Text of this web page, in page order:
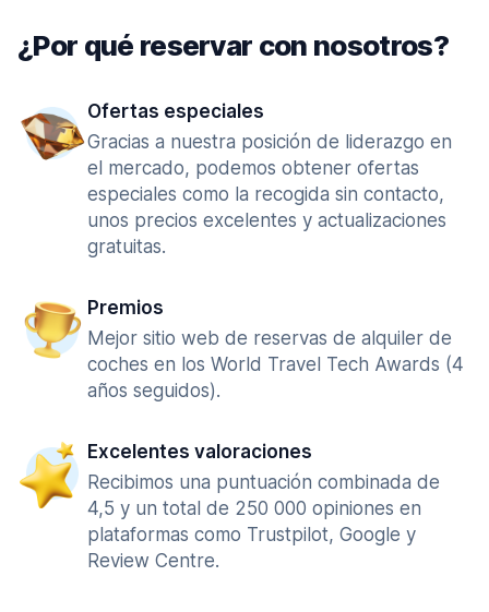
¿Por qué reservar con nosotros?
Ofertas especiales
Gracias a nuestra posición de liderazgo en
el mercado, podemos obtener ofertas
especiales como la recogida sin contacto,
unos precios excelentes y actualizaciones
gratuitas.
Premios
Mejor sitio web de reservas de alquiler de
coches en los World Travel Tech Awards (4
años seguidos).
Excelentes valoraciones
Recibimos una puntuación combinada de
4,5 y un total de 250 000 opiniones en
plataformas como Trustpilot, Google y
Review Centre.